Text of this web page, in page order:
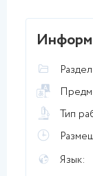
Тип
Язык: